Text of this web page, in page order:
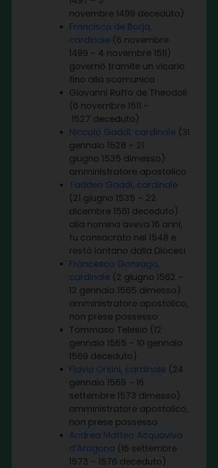
novembre 1499 deceduto)
Francisco de Borja,
cardinale (6 novembre
1499 – 4 novembre 1511)
governò tramite un vicario
fino alla scomunica
Giovanni Ruffo de Theodoli
(6 novembre 1511 –
1527 deceduto)
Niccolò Gaddi, cardinale (31
gennaio 1528 – 21
giugno 1535 dimesso)
amministratore apostolico
Taddeo Gaddi, cardinale
(21 giugno 1535 – 22
dicembre 1561 deceduto)
alla nomina aveva 16 anni,
fu consacrato nel 1548 e
restò lontano dalla Diocesi
Francesco Gonzaga,
cardinale (2 giugno 1562 –
12 gennaio 1565 dimesso)
amministratore apostolico,
non prese possesso
Tommaso Telesio (12
gennaio 1565 – 10 gennaio
1569 deceduto)
Flavio Orsini, cardinale (24
gennaio 1569 – 16
settembre 1573 dimesso)
amministratore apostolico,
non prese possesso
Andrea Matteo Acquaviva
d’Aragona (16 settembre
1573 – 1576 deceduto)